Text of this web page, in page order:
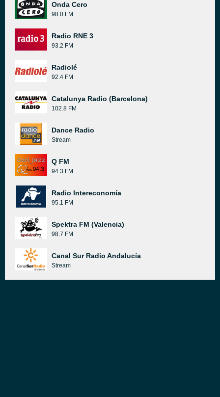
Onda Cero
98.0 FM
Radio RNE 3
93.2 FM
Radiolé
92.4 FM
Catalunya Radio (Barcelona)
102.8 FM
Dance Radio
Stream
Q FM
94.3 FM
Radio Intereconomía
95.1 FM
Spektra FM (Valencia)
98.7 FM
Canal Sur Radio Andalucía
Stream